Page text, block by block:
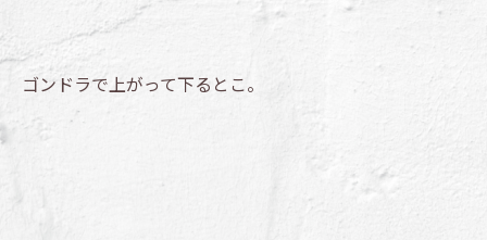
ゴンドラで上がって下るとこ。